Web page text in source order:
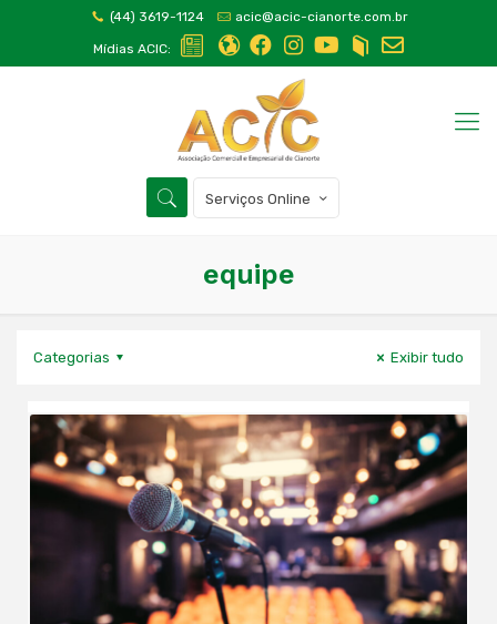
(44) 3619-1124 acic@acic-cianorte.com.br
Mídias ACIC:
Serviços Online
equipe
Categorias Exibir tudo